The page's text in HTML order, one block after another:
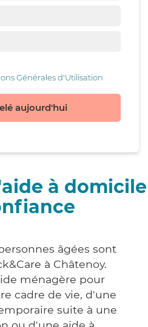
Générales d'Utilisation
aujourd'hui
à domicile
âgées sont
à Châtenoy.
ménagère pour
cadre de vie, d'une
suite à une